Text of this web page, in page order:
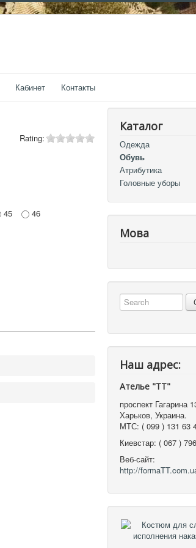
Кабинет Контакты
Rating:
45 46
Каталог
Одежда
Обувь
Атрибутика
Головные уборы
Мова
Наш адрес:
Ателье "ТТ"
проспект Гагарина
Харьков, Украина.
МТС: ( 099 ) 131 63
Киевстар: ( 067 )
Веб-сайт:
http://